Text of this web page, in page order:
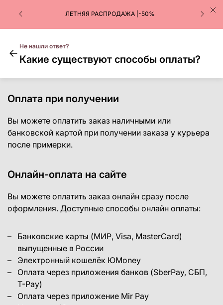
ЛЕТНЯЯ РАСПРОДАЖА |-50%
Не нашли ответ?
Какие существуют способы оплаты?
Оплата при получении
Вы можете оплатить заказ наличными или
банковской картой при получении заказа у курьера
после примерки.
Онлайн-оплата на сайте
Вы можете оплатить заказ онлайн сразу после
оформления. Доступные способы онлайн оплаты:
Банковские карты (МИР, Visa, MasterCard)
выпущенные в России
Электронный кошелёк ЮMoney
Оплата через приложения банков (SberPay, СБП,
T-Pay)
Оплата через приложение Mir Pay